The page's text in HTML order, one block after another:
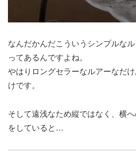
なんだかんだこういうシンプルな
ってあるんですよね。
やはりロングセラーなルアーなだ
けです。
そして遠浅なため縦ではなく、横
をしていると…